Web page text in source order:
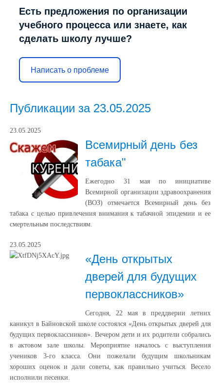
Есть предложения по организации
учебного процесса или знаете, как
сделать школу лучше?
Написать о проблеме
Публикации за 23.05.2025
23.05.2025
Всемирный день без
табака"
Ежегодно 31 мая по инициативе
Всемирной организации здравоохранения
(ВОЗ) отмечается Всемирный день без
табака с целью привлечения внимания к табачной эпидемии и ее
смертельным последствиям.
23.05.2025
«День открытых
дверей для будущих
первоклассников»
Сегодня, 22 мая в преддверии летних
каникул в Байновской школе состоялся «День открытых дверей для
будущих первоклассников». Вечером дети и их родители собрались
в актовом зале школы. Мероприятие началось с выступления
учеников 3-го класса. Они пожелали будущим школьникам
хороших оценок и дали советы, как правильно учиться. Весело
исполнили песенки.